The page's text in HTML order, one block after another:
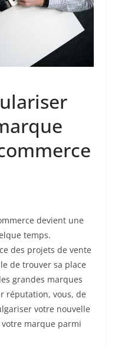
devient une
temps.
des projets de vente
de trouver sa place
grandes marques
réputation, vous, de
votre nouvelle
marque parmi